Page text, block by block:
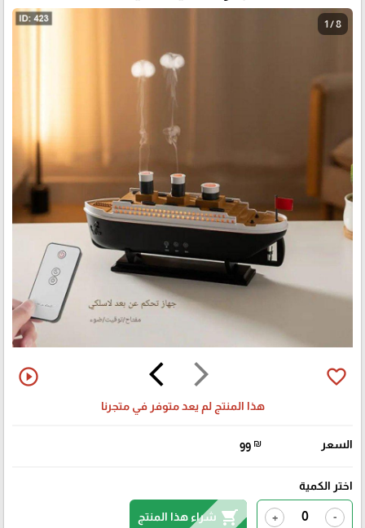
1 / 8
arrow_forward_ios
arrow_back_ios favorite_border
play_circle_outline
هذا المنتج لم يعد متوفر في متجرنا
السعر 99 ₪
اختر الكمية
-
+
shopping_cart شراء هذا المنتج